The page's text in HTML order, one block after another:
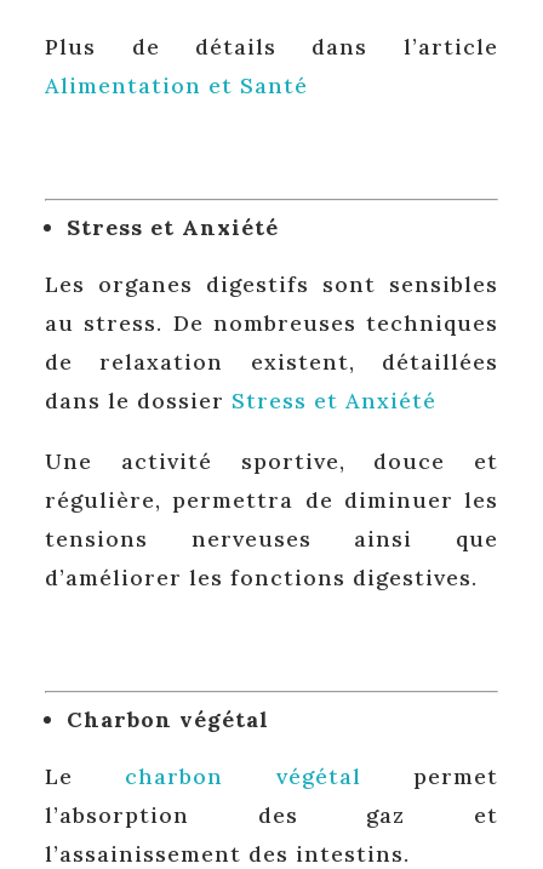
Plus de détails dans l’article
Alimentation et Santé
Stress et Anxiété
Les organes digestifs sont sensibles
au stress. De nombreuses techniques
de relaxation existent, détaillées
dans le dossier Stress et Anxiété
Une activité sportive, douce et
régulière, permettra de diminuer les
tensions nerveuses ainsi que
d’améliorer les fonctions digestives.
Charbon végétal
Le charbon végétal permet
l’absorption des gaz et
l’assainissement des intestins.